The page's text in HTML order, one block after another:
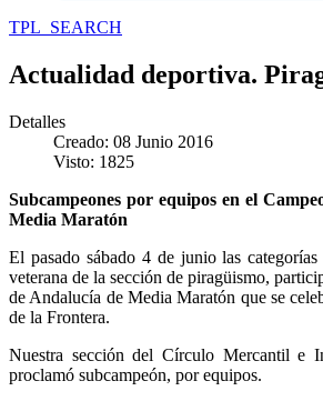
TPL_SEARCH
Actualidad deportiva.
Detalles
Creado: 08 Junio 2016
Visto: 1825
Subcampeones por equipos en el
Media Maratón
El pasado sábado 4 de junio las
veterana de la sección de piragüismo,
de Andalucía de Media Maratón que se
de la Frontera.
Nuestra sección del Círculo Mercantil e
proclamó subcampeón, por equipos.